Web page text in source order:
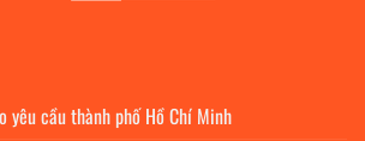
yêu cầu thành phố Hồ Chí Minh